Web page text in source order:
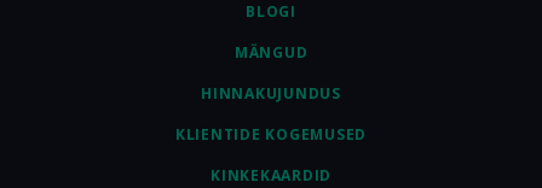
BLOGI
MÄNGUD
HINNAKUJUNDUS
KLIENTIDE KOGEMUSED
KINKEKAARDID